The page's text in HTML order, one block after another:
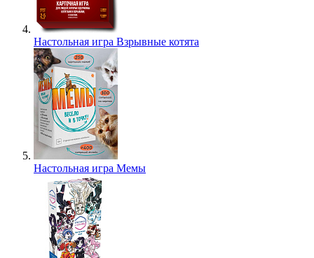
Настольная игра Взрывные котята
Настольная игра Мемы